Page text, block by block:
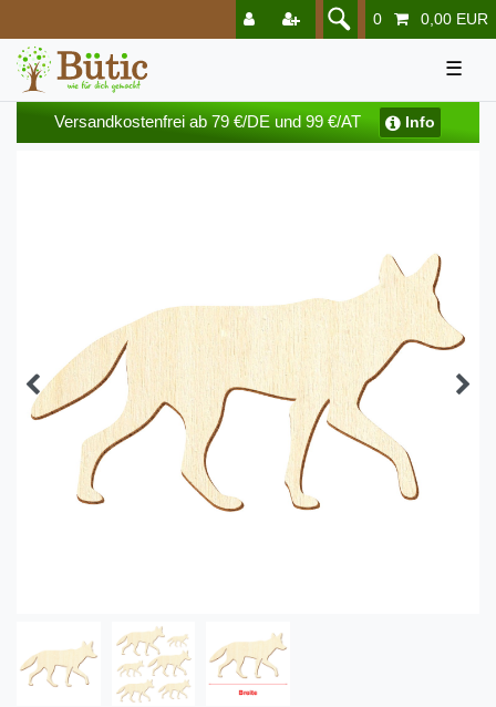
0 0,00 EUR
☰
Versandkostenfrei ab 79 €/DE und 99 €/AT Info